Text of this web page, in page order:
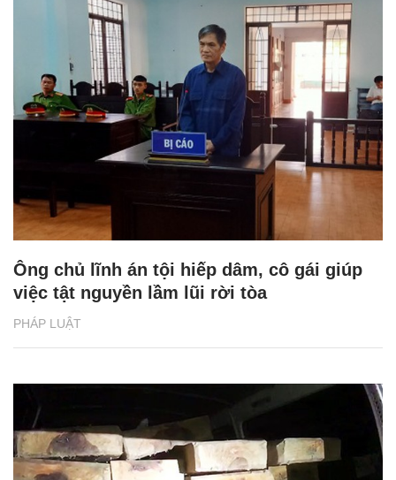
PHÁP LUẬT
Ông chủ lĩnh án tội hiếp dâm, cô gái giúp
việc tật nguyền lầm lũi rời tòa